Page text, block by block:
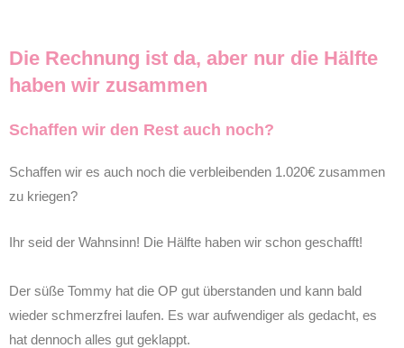
Die Rechnung ist da, aber nur die Hälfte
haben wir zusammen
Schaffen wir den Rest auch noch?
Schaffen wir es auch noch die verbleibenden 1.020€ zusammen
zu kriegen?
Ihr seid der Wahnsinn! Die Hälfte haben wir schon geschafft!
Der süße Tommy hat die OP gut überstanden und kann bald
wieder schmerzfrei laufen. Es war aufwendiger als gedacht, es
hat dennoch alles gut geklappt.